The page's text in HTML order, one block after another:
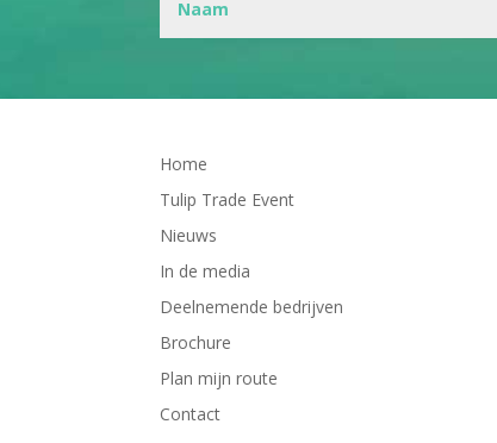
Home
Tulip Trade Event
Nieuws
In de media
Deelnemende bedrijven
Brochure
Plan mijn route
Contact